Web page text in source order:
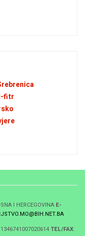
I HERCEGOVINA E-
TEL/FAX: